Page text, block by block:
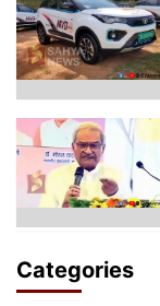
Categories